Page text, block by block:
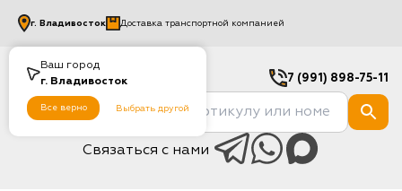
Ваш город
г. Владивосток
Все верно Выбрать другой
г. Владивосток Доставка транспортной компанией
7 (991) 898-75-11
Связаться с нами